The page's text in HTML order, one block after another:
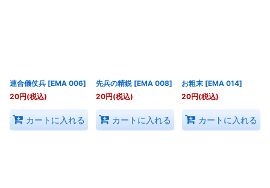
連合儀仗兵 [EMA 006]
20円(税込)
カートに入れる
先兵の精鋭 [EMA 008]
20円(税込)
カートに入れる
お粗末 [EMA 014]
20円(税込)
カートに入れる